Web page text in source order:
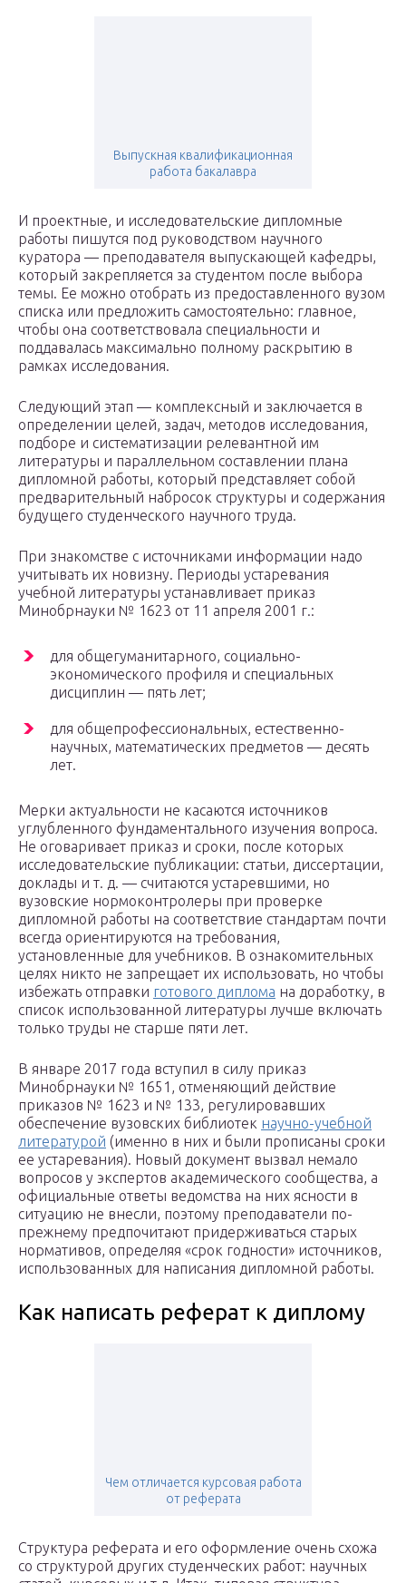
Выпускная квалификационная
работа бакалавра
И проектные, и исследовательские дипломные
работы пишутся под руководством научного
куратора — преподавателя выпускающей кафедры,
который закрепляется за студентом после выбора
темы. Ее можно отобрать из предоставленного вузом
списка или предложить самостоятельно: главное,
чтобы она соответствовала специальности и
поддавалась максимально полному раскрытию в
рамках исследования.
Следующий этап — комплексный и заключается в
определении целей, задач, методов исследования,
подборе и систематизации релевантной им
литературы и параллельном составлении плана
дипломной работы, который представляет собой
предварительный набросок структуры и содержания
будущего студенческого научного труда.
При знакомстве с источниками информации надо
учитывать их новизну. Периоды устаревания
учебной литературы устанавливает приказ
Минобрнауки № 1623 от 11 апреля 2001 г.:
для общегуманитарного, социально-
экономического профиля и специальных
дисциплин — пять лет;
для общепрофессиональных, естественно-
научных, математических предметов — десять
лет.
Мерки актуальности не касаются источников
углубленного фундаментального изучения вопроса.
Не оговаривает приказ и сроки, после которых
исследовательские публикации: статьи, диссертации,
доклады и т. д. — считаются устаревшими, но
вузовские нормоконтролеры при проверке
дипломной работы на соответствие стандартам почти
всегда ориентируются на требования,
установленные для учебников. В ознакомительных
целях никто не запрещает их использовать, но чтобы
избежать отправки готового диплома на доработку, в
список использованной литературы лучше включать
только труды не старше пяти лет.
В январе 2017 года вступил в силу приказ
Минобрнауки № 1651, отменяющий действие
приказов № 1623 и № 133, регулировавших
обеспечение вузовских библиотек научно-учебной
литературой (именно в них и были прописаны сроки
ее устаревания). Новый документ вызвал немало
вопросов у экспертов академического сообщества, а
официальные ответы ведомства на них ясности в
ситуацию не внесли, поэтому преподаватели по-
прежнему предпочитают придерживаться старых
нормативов, определяя «срок годности» источников,
использованных для написания дипломной работы.
Как написать реферат к диплому
Чем отличается курсовая работа
от реферата
Структура реферата и его оформление очень схожа
со структурой других студенческих работ: научных